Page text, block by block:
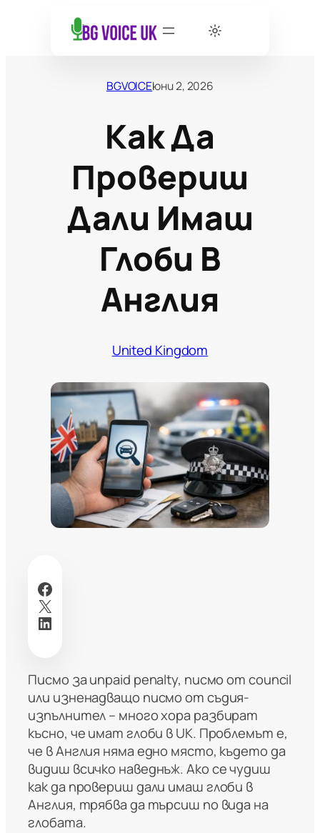
BGVOICEюни 2, 2026
Как Да
Провериш
Дали Имаш
Глоби В
Англия
United Kingdom
Facebook
X
LinkedIn
Писмо за unpaid penalty, писмо от council
или изненадващо писмо от съдия-
изпълнител – много хора разбират
късно, че имат глоби в UK. Проблемът е,
че в Англия няма едно място, където да
видиш всичко наведнъж. Ако се чудиш
как да провериш дали имаш глоби в
Англия, трябва да търсиш по вида на
глобата.